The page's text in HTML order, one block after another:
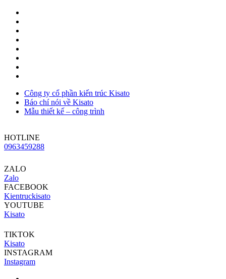
Công ty cổ phần kiến trúc Kisato
Báo chí nói về Kisato
Mẫu thiết kế – công trình
HOTLINE
0963459288
ZALO
Zalo
FACEBOOK
Kientruckisato
YOUTUBE
Kisato
TIKTOK
Kisato
INSTAGRAM
Instagram